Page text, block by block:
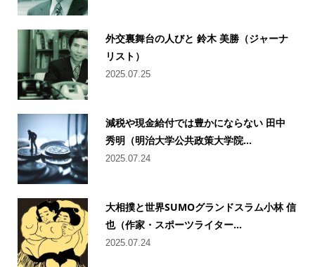
外交裏舞台の人びと 鈴木 美勝（ジャーナ
リスト）
2025.07.25
減税や現金給付では豊かにならない 田中
秀明（明治大学公共政策大学院...
2025.07.24
大相撲と世界SUMOグランドスラム小林 信
也（作家・スポーツライター...
2025.07.24